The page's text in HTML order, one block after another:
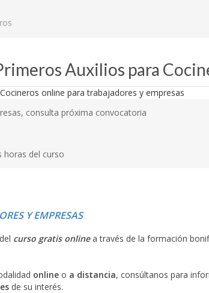
Auxilios para
consulta próxima convocatoria
horas del curso
Y EMPRESAS
curso gratis onlinea través de la formación
online o a distancia, consúltanos para
de su interés.